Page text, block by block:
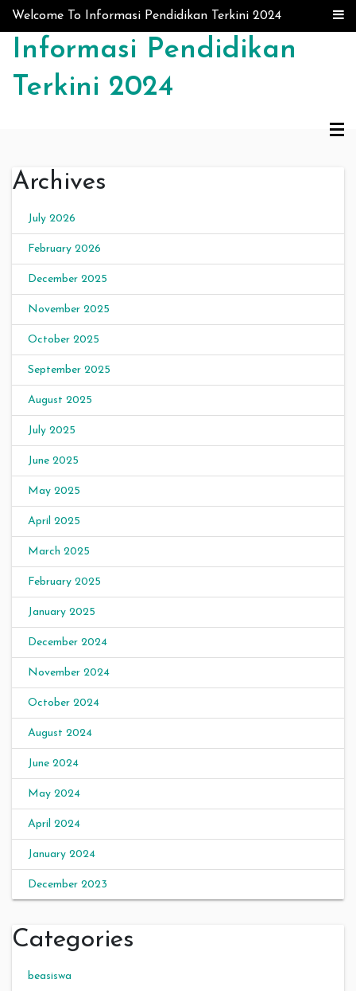
Skip to content
Welcome To Informasi Pendidikan Terkini 2024
Informasi Pendidikan
Terkini 2024
Archives
July 2026
February 2026
December 2025
November 2025
October 2025
September 2025
August 2025
July 2025
June 2025
May 2025
April 2025
March 2025
February 2025
January 2025
December 2024
November 2024
October 2024
August 2024
June 2024
May 2024
April 2024
January 2024
December 2023
Categories
beasiswa